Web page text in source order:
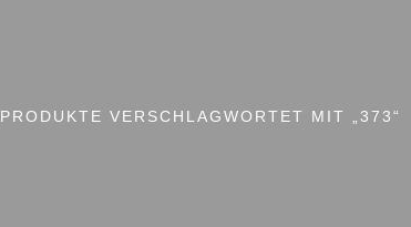
PRODUKTE VERSCHLAGWORTET MIT „373“